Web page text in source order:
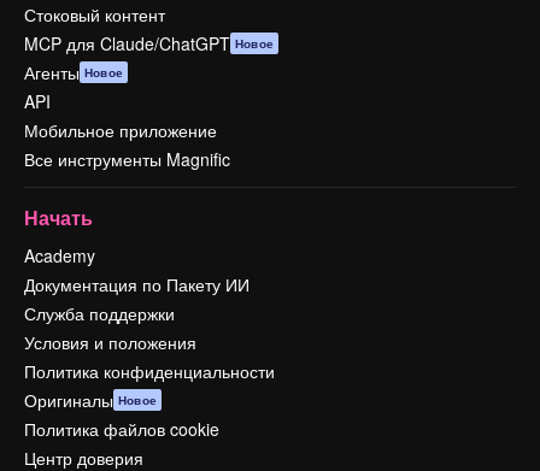
Стоковый контент
MCP для Claude/ChatGPT Новое
Агенты Новое
API
Мобильное приложение
Все инструменты Magnific
Начать
Academy
Документация по Пакету ИИ
Служба поддержки
Условия и положения
Политика конфиденциальности
Оригиналы Новое
Политика файлов cookie
Центр доверия